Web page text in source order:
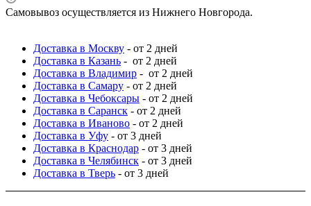
Самовывоз осуществляется из Нижнего Новгорода.
Доставка в Москву - от 2 дней
Доставка в Казань - от 2 дней
Доставка в Владимир - от 2 дней
Доставка в Самару - от 2 дней
Доставка в Чебоксары - от 2 дней
Доставка в Саранск - от 2 дней
Доставка в Иваново - от 2 дней
Доставка в Уфу - от 3 дней
Доставка в Краснодар - от 3 дней
Доставка в Челябинск - от 3 дней
Доставка в Тверь - от 3 дней